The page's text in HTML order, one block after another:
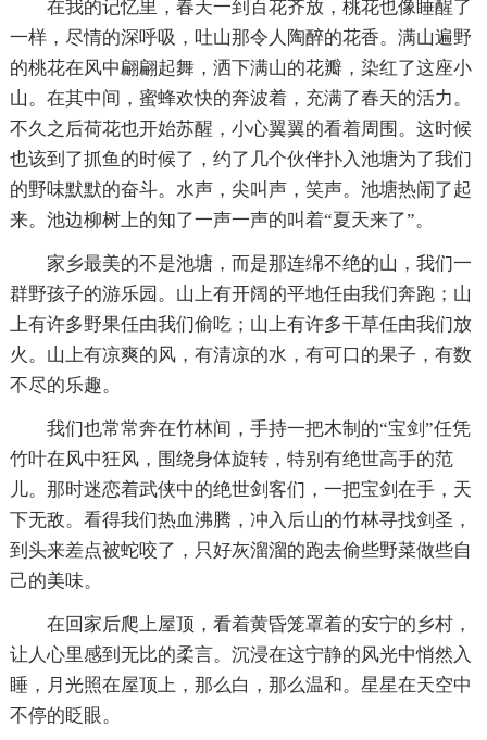
在我的记忆里，春天一到百花齐放，桃花也像睡醒了
一样，尽情的深呼吸，吐山那令人陶醉的花香。满山遍野
的桃花在风中翩翩起舞，洒下满山的花瓣，染红了这座小
山。在其中间，蜜蜂欢快的奔波着，充满了春天的活力。
不久之后荷花也开始苏醒，小心翼翼的看着周围。这时候
也该到了抓鱼的时候了，约了几个伙伴扑入池塘为了我们
的野味默默的奋斗。水声，尖叫声，笑声。池塘热闹了起
来。池边柳树上的知了一声一声的叫着“夏天来了”。
家乡最美的不是池塘，而是那连绵不绝的山，我们一
群野孩子的游乐园。山上有开阔的平地任由我们奔跑；山
上有许多野果任由我们偷吃；山上有许多干草任由我们放
火。山上有凉爽的风，有清凉的水，有可口的果子，有数
不尽的乐趣。
我们也常常奔在竹林间，手持一把木制的“宝剑”任凭
竹叶在风中狂风，围绕身体旋转，特别有绝世高手的范
儿。那时迷恋着武侠中的绝世剑客们，一把宝剑在手，天
下无敌。看得我们热血沸腾，冲入后山的竹林寻找剑圣，
到头来差点被蛇咬了，只好灰溜溜的跑去偷些野菜做些自
己的美味。
在回家后爬上屋顶，看着黄昏笼罩着的安宁的乡村，
让人心里感到无比的柔言。沉浸在这宁静的风光中悄然入
睡，月光照在屋顶上，那么白，那么温和。星星在天空中
不停的眨眼。